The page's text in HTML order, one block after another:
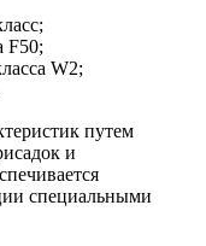
F50;
W2;
путем
и
специальными